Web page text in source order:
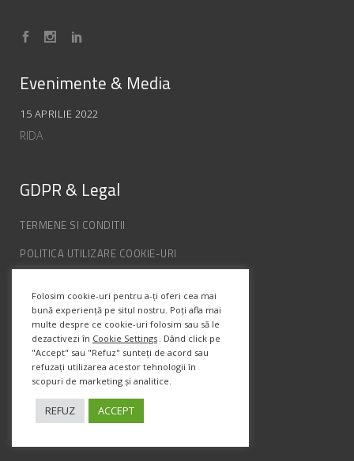
Evenimente & Media
15 APRILIE 2022
RIDA
GDPR & Legal
TERMENE SI CONDITII
POLITICA UTILIZARE COOKIE-URI
ANPC
Info Contact
Str. Semenic, Nr.1, Ap.5, Timisoara.
Telefon:(+4) 0747 066 701
Folosim cookie-uri pentru a-ți oferi cea mai
bună experiență pe situl nostru. Poți afla mai
multe despre ce cookie-uri folosim sau să le
dezactivezi în Cookie Settings . Dând click pe
"Accept" sau "Refuz" sunteți de acord sau
refuzați utilizarea acestor tehnologii în
scopuri de marketing și analitice.
REFUZ ACCEPT